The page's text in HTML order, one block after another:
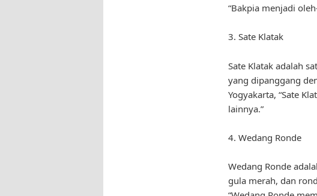
“Bakpia menjadi
3. Sate Klatak
Sate Klatak adalah
yang dipanggang
Yogyakarta, “Sate
lainnya.”
4. Wedang Ronde
Wedang Ronde
gula merah, dan